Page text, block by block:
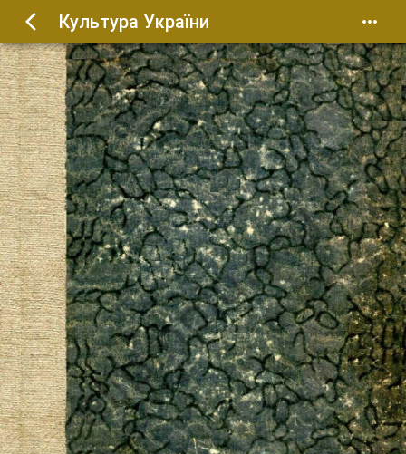
Культура України